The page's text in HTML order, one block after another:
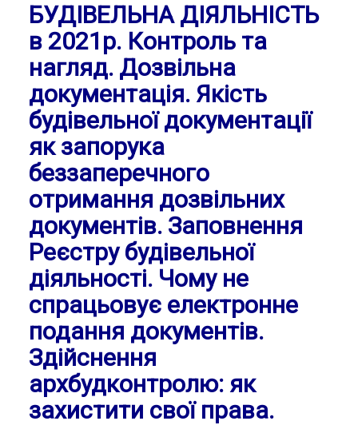
БУДІВЕЛЬНА ДІЯЛЬНІСТЬ
в 2021р. Контроль та
нагляд. Дозвільна
документація. Якість
будівельної документації
як запорука
беззаперечного
отримання дозвільних
документів. Заповнення
Реєстру будівельної
діяльності. Чому не
спрацьовує електронне
подання документів.
Здійснення
архбудконтролю: як
захистити свої права.